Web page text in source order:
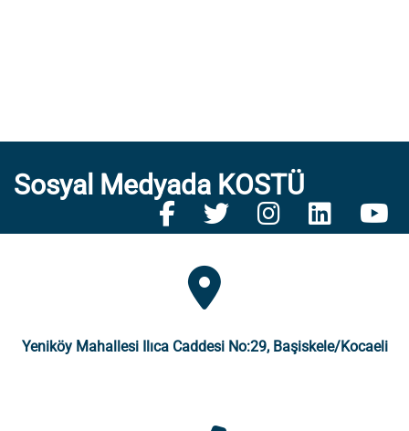
Sosyal Medyada KOSTÜ
Yeniköy Mahallesi Ilıca Caddesi No:29, Başiskele/Kocaeli